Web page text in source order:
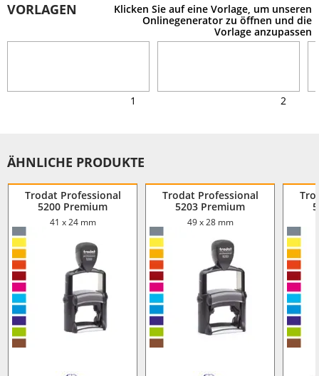
VORLAGEN
Klicken Sie auf eine Vorlage, um unseren
Onlinegenerator zu öffnen und die
Vorlage anzupassen
1 2
ÄHNLICHE PRODUKTE
Trodat Professional
5200 Premium
41 x 24 mm
Trodat Professional
5203 Premium
49 x 28 mm